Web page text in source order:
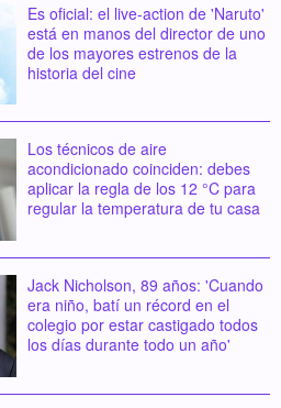
Es oficial: el live-action de 'Naruto'
está en manos del director de uno
de los mayores estrenos de la
historia del cine
Los técnicos de aire
acondicionado coinciden: debes
aplicar la regla de los 12 °C para
regular la temperatura de tu casa
Jack Nicholson, 89 años: 'Cuando
era niño, batí un récord en el
colegio por estar castigado todos
los días durante todo un año'